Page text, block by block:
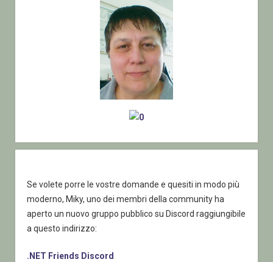
Se volete porre le vostre domande e quesiti in modo più
moderno, Miky, uno dei membri della community ha
aperto un nuovo gruppo pubblico su Discord raggiungibile
a questo indirizzo:
.NET Friends Discord